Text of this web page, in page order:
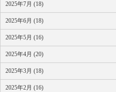
2025年7月 (18)
2025年6月 (18)
2025年5月 (16)
2025年4月 (20)
2025年3月 (18)
2025年2月 (16)